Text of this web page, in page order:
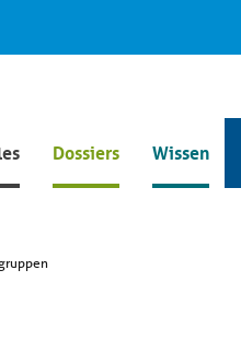
Dossiers Wissen